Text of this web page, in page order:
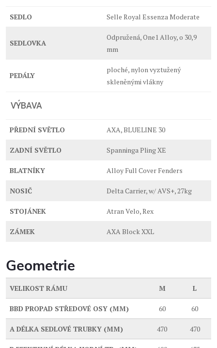
SEDLO Selle Royal Essenza Moderate
SEDLOVKA
Odpružená, One1 Alloy, o 30,9
mm
PEDÁLY
ploché, nylon vyztužený
skleněnými vlákny
VÝBAVA
PŘEDNÍ SVĚTLO AXA, BLUELINE 30
ZADNÍ SVĚTLO Spanninga Pling XE
BLATNÍKY Alloy Full Cover Fenders
NOSIČ Delta Carrier, w/ AVS+, 27kg
STOJÁNEK Atran Velo, Rex
ZÁMEK AXA Block XXL
Geometrie
VELIKOST RÁMU M L
BBD PROPAD STŘEDOVÉ OSY (MM) 60 60
A DÉLKA SEDLOVÉ TRUBKY (MM) 470 470